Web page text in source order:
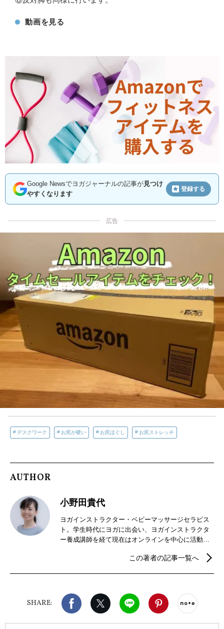
動画を見る
Google Newsでヨガジャーナルの記事が見つけ
やすくなります
登録する
広告
デスクワーク お尻が硬い お尻ほぐし お尻ストレッチ
AUTHOR
小野田貴代
ヨガインストラクター・ベビーマッサージセラピス
ト。学生時代にヨガに出会い、ヨガインストラクタ
ー養成講師を経て現在はオンラインを中心に活動。
伝えている。CM等のメディア監修や健康コラム執
この著者の記事一覧へ
SHARE:
Facebook X（旧twitter）
LINE Pinterest